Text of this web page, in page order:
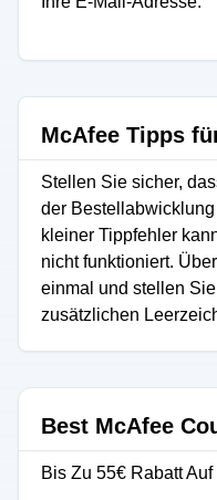
McAfee Tipps
Stellen Sie sicher,
der
kleiner Tippfehler
nicht funktioniert.
einmal und stellen
zusätzlichen
Best McAfee
Bis Zu 55€ Rabatt